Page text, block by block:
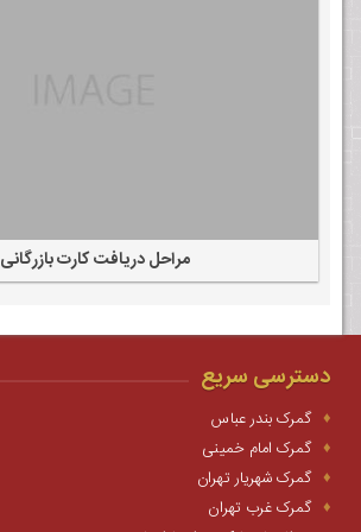
مراحل دریافت کارت بازرگانی
دسترسی سریع
گمرک بندر عباس
گمرک امام خمینی
گمرک شهریار تهران
گمرک غرب تهران